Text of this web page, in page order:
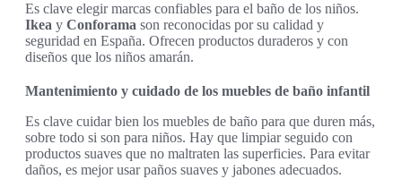
Es clave elegir marcas confiables para el baño de los niños.
Ikea y Conforama son reconocidas por su calidad y
seguridad en España. Ofrecen productos duraderos y con
diseños que los niños amarán.
Mantenimiento y cuidado de los muebles de baño infantil
Es clave cuidar bien los muebles de baño para que duren más,
sobre todo si son para niños. Hay que limpiar seguido con
productos suaves que no maltraten las superficies. Para evitar
daños, es mejor usar paños suaves y jabones adecuados.